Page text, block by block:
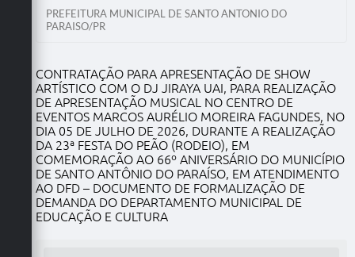
PREFEITURA MUNICIPAL DE SANTO ANTONIO DO
PARAISO/PR
CONTRATAÇÃO PARA APRESENTAÇÃO DE SHOW
ARTÍSTICO COM O DJ JIRAYA UAI, PARA REALIZAÇÃO
DE APRESENTAÇÃO MUSICAL NO CENTRO DE
EVENTOS MARCOS AURÉLIO MOREIRA FAGUNDES, NO
DIA 05 DE JULHO DE 2026, DURANTE A REALIZAÇÃO
DA 23ª FESTA DO PEÃO (RODEIO), EM
COMEMORAÇÃO AO 66º ANIVERSÁRIO DO MUNICÍPIO
DE SANTO ANTÔNIO DO PARAÍSO, EM ATENDIMENTO
AO DFD – DOCUMENTO DE FORMALIZAÇÃO DE
DEMANDA DO DEPARTAMENTO MUNICIPAL DE
EDUCAÇÃO E CULTURA